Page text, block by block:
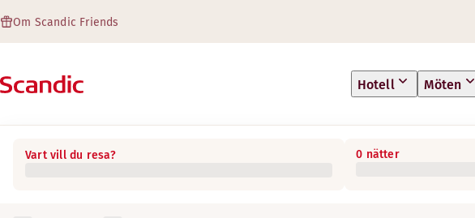
Om Scandic Friends
Hotell Möten
Vart vill du resa? 0 nätter